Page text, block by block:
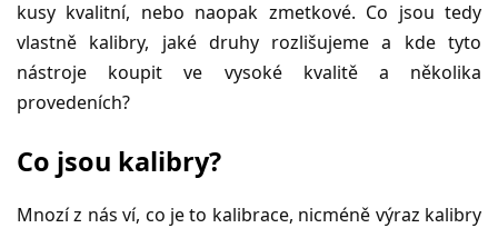
kusy kvalitní, nebo naopak zmetkové. Co jsou tedy
vlastně kalibry, jaké druhy rozlišujeme a kde tyto
nástroje koupit ve vysoké kvalitě a několika
provedeních?
Co jsou kalibry?
Mnozí z nás ví, co je to kalibrace, nicméně výraz kalibry